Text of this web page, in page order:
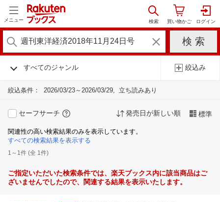
メニュー
すべてのジャンル 絞込み
絞込条件： 2026/03/23～2026/03/29 立ち読みあり
セーフサーチ 発売日が新しい順 標準
関連性の高い検索結果のみを表示しています。
すべての検索結果を表示する
1～1件 (全 1件)
ご指定いただいた検索条件では、楽天ブックス内に該当商品はご
ざいませんでしたので、関連する結果を表示いたします。